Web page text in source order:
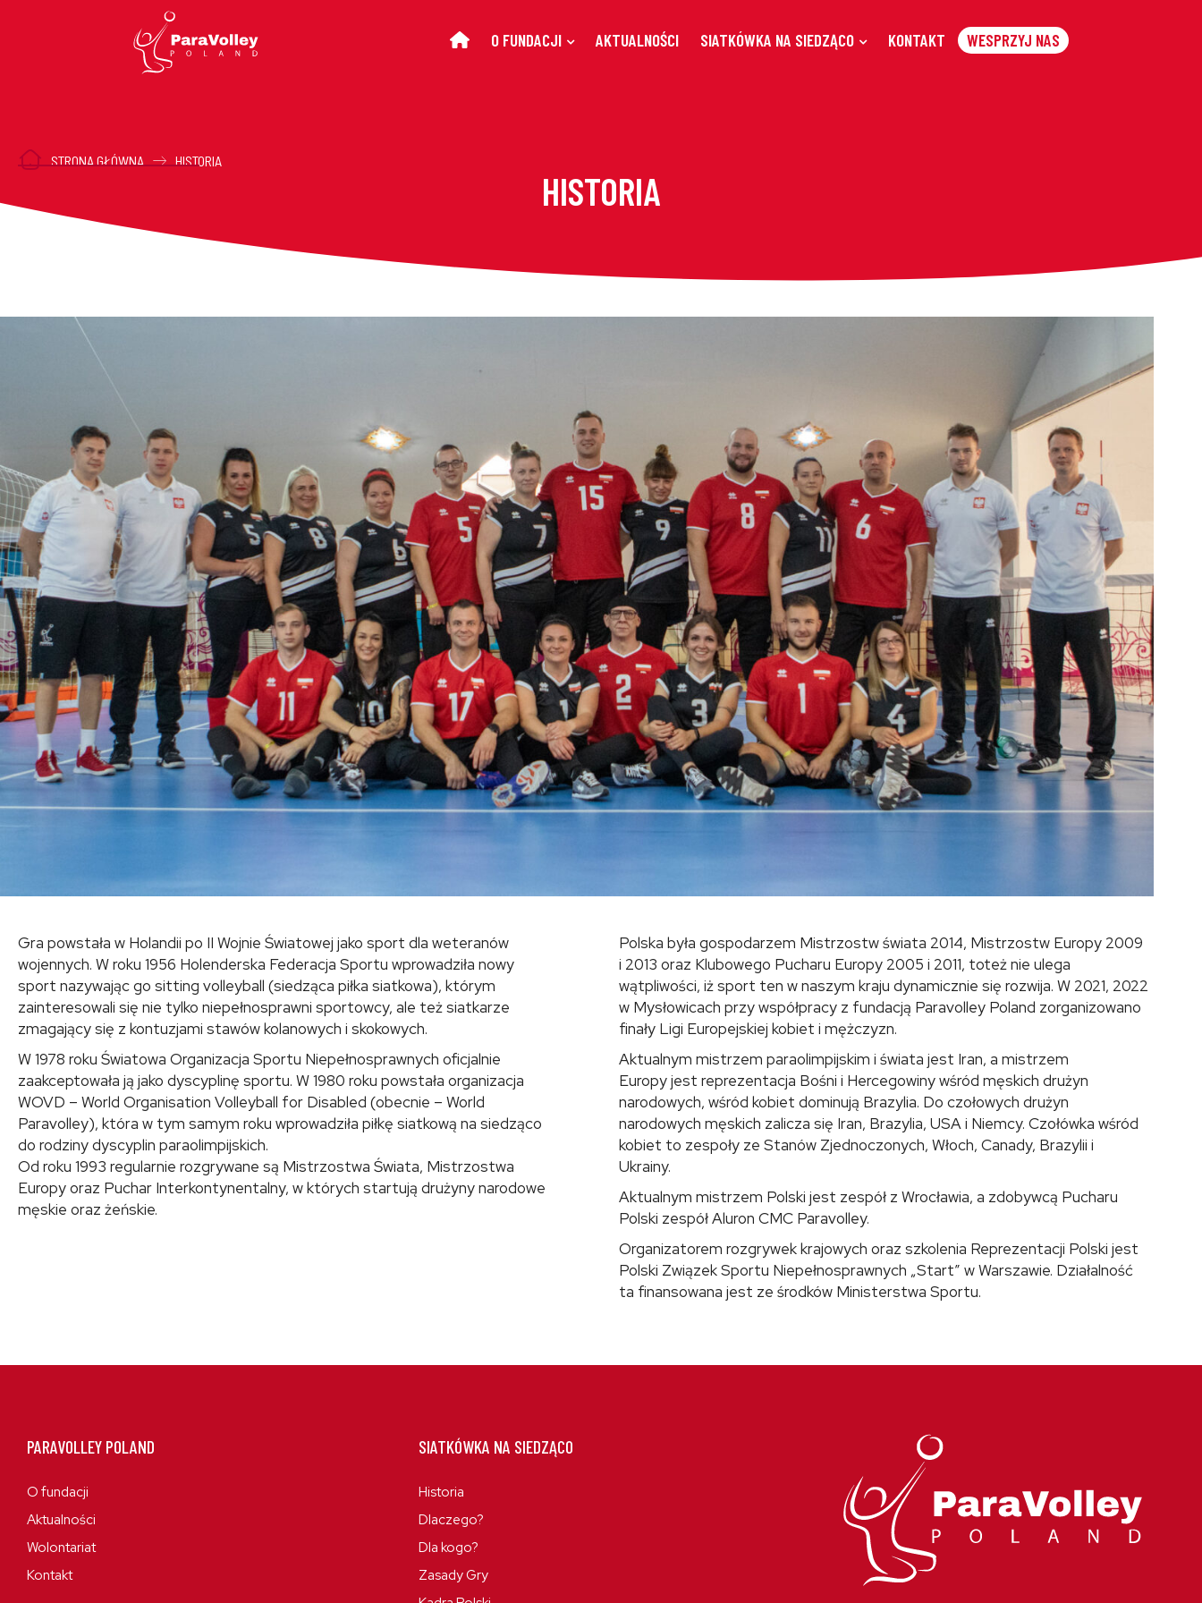
O FUNDACJI AKTUALNOŚCI SIATKÓWKA NA SIEDZĄCO KONTAKT WESPRZYJ NAS
STRONA GŁÓWNA HISTORIA
HISTORIA
Gra powstała w Holandii po II Wojnie Światowej jako sport dla weteranów
wojennych. W roku 1956 Holenderska Federacja Sportu wprowadziła nowy
sport nazywając go sitting volleyball (siedząca piłka siatkowa), którym
zainteresowali się nie tylko niepełnosprawni sportowcy, ale też siatkarze
zmagający się z kontuzjami stawów kolanowych i skokowych.
W 1978 roku Światowa Organizacja Sportu Niepełnosprawnych oficjalnie
zaakceptowała ją jako dyscyplinę sportu. W 1980 roku powstała organizacja
WOVD – World Organisation Volleyball for Disabled (obecnie – World
Paravolley), która w tym samym roku wprowadziła piłkę siatkową na siedząco
do rodziny dyscyplin paraolimpijskich.
Od roku 1993 regularnie rozgrywane są Mistrzostwa Świata, Mistrzostwa
Europy oraz Puchar Interkontynentalny, w których startują drużyny narodowe
męskie oraz żeńskie.
Polska była gospodarzem Mistrzostw świata 2014, Mistrzostw Europy 2009
i 2013 oraz Klubowego Pucharu Europy 2005 i 2011, toteż nie ulega
wątpliwości, iż sport ten w naszym kraju dynamicznie się rozwija. W 2021, 2022
w Mysłowicach przy współpracy z fundacją Paravolley Poland zorganizowano
finały Ligi Europejskiej kobiet i mężczyzn.
Aktualnym mistrzem paraolimpijskim i świata jest Iran, a mistrzem
Europy jest reprezentacja Bośni i Hercegowiny wśród męskich drużyn
narodowych, wśród kobiet dominują Brazylia. Do czołowych drużyn
narodowych męskich zalicza się Iran, Brazylia, USA i Niemcy. Czołówka wśród
kobiet to zespoły ze Stanów Zjednoczonych, Włoch, Canady, Brazylii i
Ukrainy.
Aktualnym mistrzem Polski jest zespół z Wrocławia, a zdobywcą Pucharu
Polski zespół Aluron CMC Paravolley.
Organizatorem rozgrywek krajowych oraz szkolenia Reprezentacji Polski jest
Polski Związek Sportu Niepełnosprawnych „Start” w Warszawie. Działalność
ta finansowana jest ze środków Ministerstwa Sportu.
PARAVOLLEY POLAND
O fundacji
Aktualności
Wolontariat
Kontakt
SIATKÓWKA NA SIEDZĄCO
Historia
Dlaczego?
Dla kogo?
Zasady Gry